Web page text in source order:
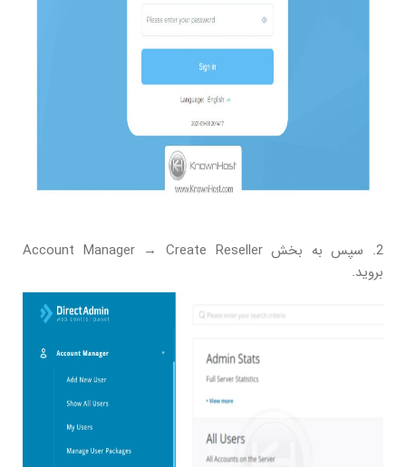
2. سپس به بخش Account Manager → Create Reseller
بروید.